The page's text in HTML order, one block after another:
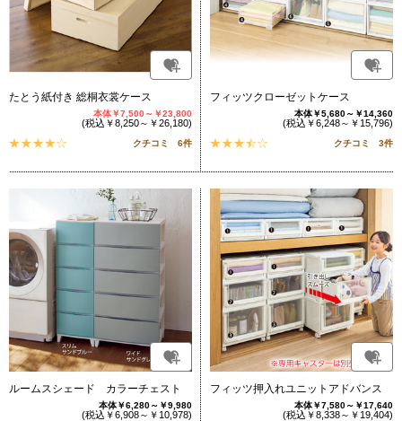
たとう紙付き 総桐衣裳ケース
本体￥7,500～￥23,800
(税込￥8,250～￥26,180)
クチコミ 6件
フィッツクローゼットケース
本体￥5,680～￥14,360
(税込￥6,248～￥15,796)
クチコミ 3件
ルームスシェード カラーチェスト
本体￥6,280～￥9,980
(税込￥6,908～￥10,978)
フィッツ押入れユニットアドバンス
本体￥7,580～￥17,640
(税込￥8,338～￥19,404)